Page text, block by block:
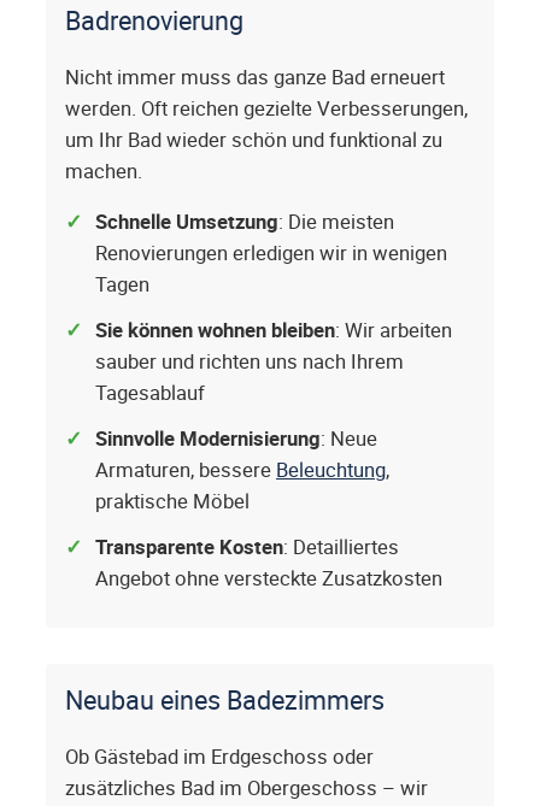
Badrenovierung
Nicht immer muss das ganze Bad erneuert
werden. Oft reichen gezielte Verbesserungen,
um Ihr Bad wieder schön und funktional zu
machen.
Schnelle Umsetzung: Die meisten
Renovierungen erledigen wir in wenigen
Tagen
Sie können wohnen bleiben: Wir arbeiten
sauber und richten uns nach Ihrem
Tagesablauf
Sinnvolle Modernisierung: Neue
Armaturen, bessere Beleuchtung,
praktische Möbel
Transparente Kosten: Detailliertes
Angebot ohne versteckte Zusatzkosten
Neubau eines Badezimmers
Ob Gästebad im Erdgeschoss oder
zusätzliches Bad im Obergeschoss – wir